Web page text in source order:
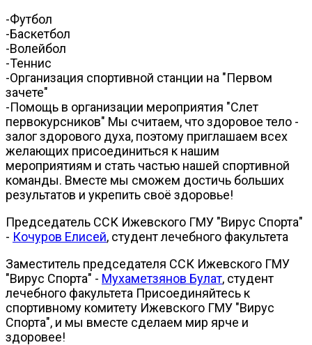
-Футбол
-Баскетбол
-Волейбол
-Теннис
-Организация спортивной станции на "Первом
зачете"
-Помощь в организации мероприятия "Слет
первокурсников" Мы считаем, что здоровое тело -
залог здорового духа, поэтому приглашаем всех
желающих присоединиться к нашим
мероприятиям и стать частью нашей спортивной
команды. Вместе мы сможем достичь больших
результатов и укрепить своё здоровье!
Председатель ССК Ижевского ГМУ "Вирус Спорта"
- Кочуров Елисей, студент лечебного факультета
Заместитель председателя ССК Ижевского ГМУ
"Вирус Спорта" - Мухаметзянов Булат, студент
лечебного факультета Присоединяйтесь к
спортивному комитету Ижевского ГМУ "Вирус
Спорта", и мы вместе сделаем мир ярче и
здоровее!